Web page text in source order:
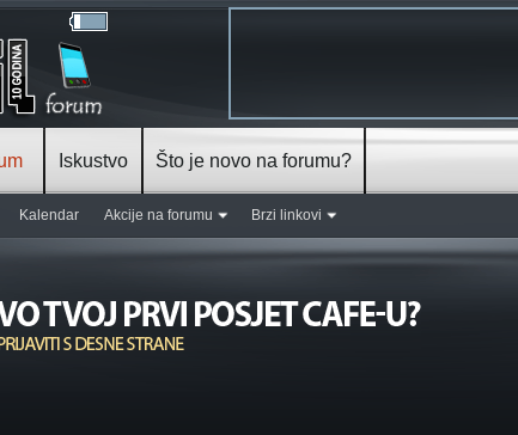
Kalendar Akcije na forumu Brzi linkovi
Iskustvo Što je novo na forumu?